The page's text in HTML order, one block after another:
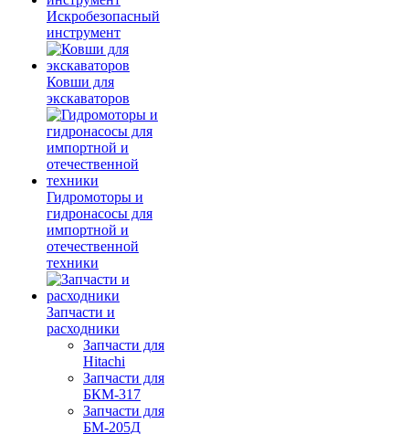
Искробезопасный
инструмент
Ковши для
экскаваторов
Гидромоторы и
гидронасосы для
импортной и
отечественной
техники
Запчасти и
расходники
Запчасти для
Hitachi
Запчасти для
БКМ-317
Запчасти для
БМ-205Д